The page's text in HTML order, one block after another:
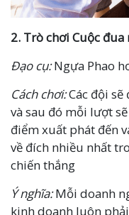
2. Trò chơi Cuộc đua
Đạo cụ:Ngựa Phao
Cách chơi:Các đội
và sau đó mỗi lượt
điểm xuất phát đến
về đích nhiều nhất
chiến thắng
Ý nghĩa:Mỗi doanh
kinh doanh luôn